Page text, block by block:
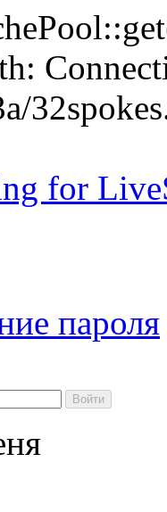
for
пароля
Войти